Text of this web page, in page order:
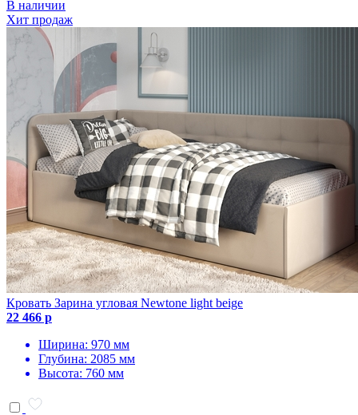
В наличии
Хит продаж
Кровать Зарина угловая Newtone light beige
22 466 р
Ширина: 970 мм
Глубина: 2085 мм
Высота: 760 мм